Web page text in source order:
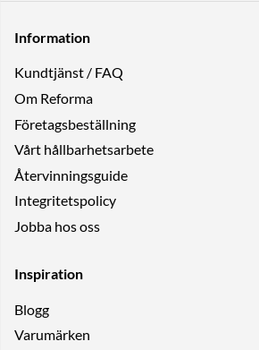
Information
Kundtjänst / FAQ
Om Reforma
Företagsbeställning
Vårt hållbarhetsarbete
Återvinningsguide
Integritetspolicy
Jobba hos oss
Inspiration
Blogg
Varumärken